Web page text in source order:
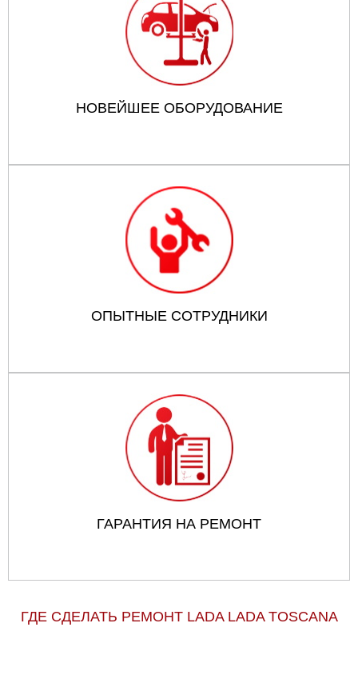
НОВЕЙШЕЕ ОБОРУДОВАНИЕ
ОПЫТНЫЕ СОТРУДНИКИ
ГАРАНТИЯ НА РЕМОНТ
ГДЕ СДЕЛАТЬ РЕМОНТ LADA LADA TOSCANA